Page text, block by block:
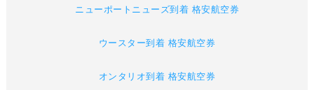
ニューポートニューズ到着 格安航空券
ウースター到着 格安航空券
オンタリオ到着 格安航空券